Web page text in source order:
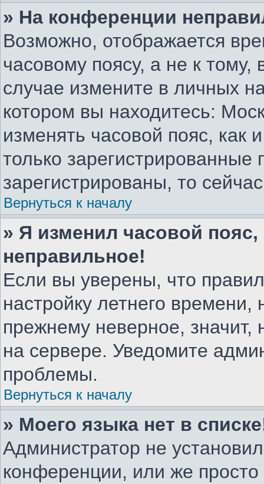
» На конференции
Возможно, отображается
часовому поясу, а не к
случае измените в личных
котором вы находитесь:
изменять часовой пояс, как
только
зарегистрированы, то
Вернуться к началу
» Я изменил часовой
неправильное!
Если вы уверены, что
настройку летнего
прежнему неверное, значит,
на сервере. Уведомите
проблемы.
Вернуться к началу
» Моего языка нет в
Администратор не
конференции, или же